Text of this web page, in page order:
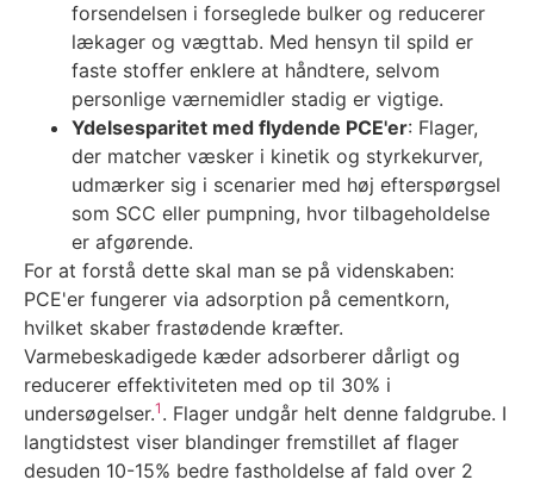
forsendelsen i forseglede bulker og reducerer
lækager og vægttab. Med hensyn til spild er
faste stoffer enklere at håndtere, selvom
personlige værnemidler stadig er vigtige.
Ydelsesparitet med flydende PCE'er: Flager,
der matcher væsker i kinetik og styrkekurver,
udmærker sig i scenarier med høj efterspørgsel
som SCC eller pumpning, hvor tilbageholdelse
er afgørende.
For at forstå dette skal man se på videnskaben:
PCE'er fungerer via adsorption på cementkorn,
hvilket skaber frastødende kræfter.
Varmebeskadigede kæder adsorberer dårligt og
reducerer effektiviteten med op til 30% i
undersøgelser.1 . Flager undgår helt denne faldgrube. I
langtidstest viser blandinger fremstillet af flager
desuden 10-15% bedre fastholdelse af fald over 2